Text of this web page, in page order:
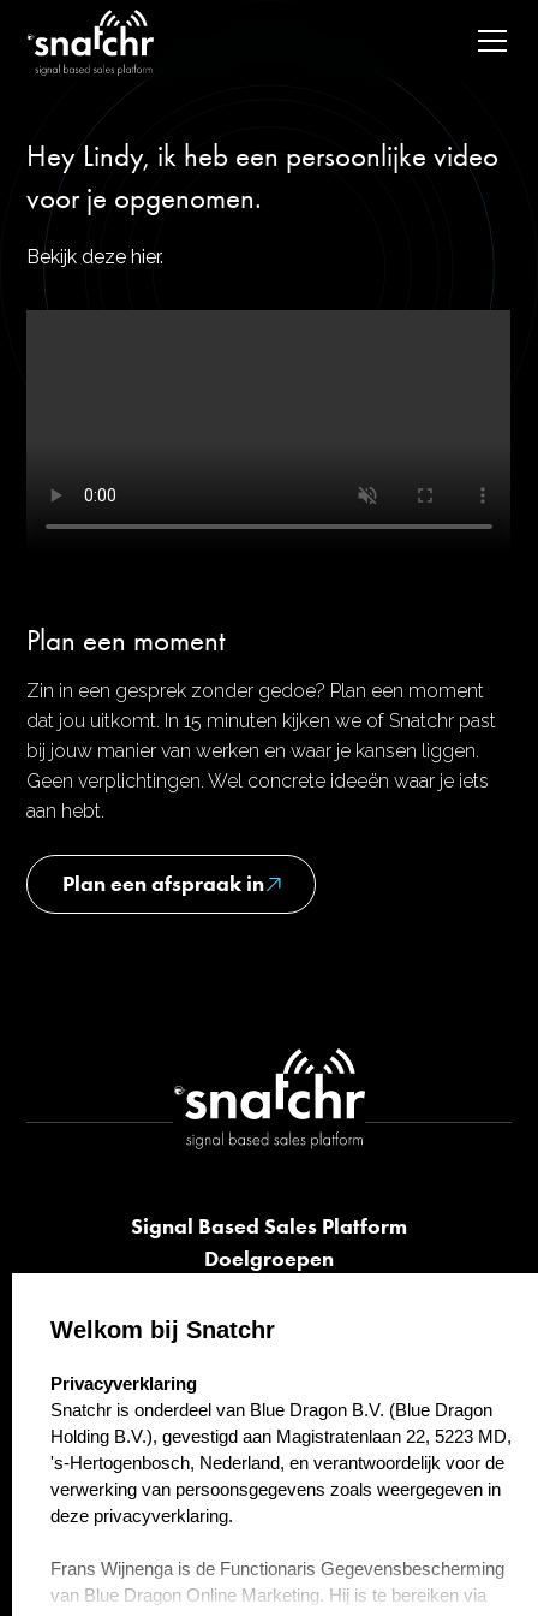
Hey Lindy, ik heb een persoonlijke video
voor je opgenomen.
Bekijk deze hier.
Plan een moment
Zin in een gesprek zonder gedoe? Plan een moment
dat jou uitkomt. In 15 minuten kijken we of Snatchr past
bij jouw manier van werken en waar je kansen liggen.
Geen verplichtingen. Wel concrete ideeën waar je iets
aan hebt.
Plan een afspraak in
Signal Based Sales Platform
Doelgroepen
Opvolging
Over ons
Contact
Welkom bij Snatchr
select language
Privacyverklaring
Snatchr is onderdeel van Blue Dragon B.V. (Blue Dragon
Holding B.V.), gevestigd aan Magistratenlaan 22, 5223 MD,
's-Hertogenbosch, Nederland, en verantwoordelijk voor de
verwerking van persoonsgegevens zoals weergegeven in
deze privacyverklaring.
Frans Wijnenga is de Functionaris Gegevensbescherming
van Blue Dragon Online Marketing. Hij is te bereiken via